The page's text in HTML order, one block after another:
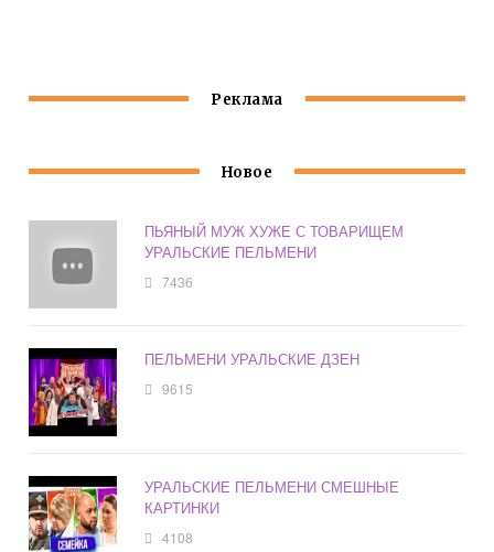
Реклама
Новое
ПЬЯНЫЙ МУЖ ХУЖЕ С ТОВАРИЩЕМ
УРАЛЬСКИЕ ПЕЛЬМЕНИ
7436
ПЕЛЬМЕНИ УРАЛЬСКИЕ ДЗЕН
9615
УРАЛЬСКИЕ ПЕЛЬМЕНИ СМЕШНЫЕ
КАРТИНКИ
4108